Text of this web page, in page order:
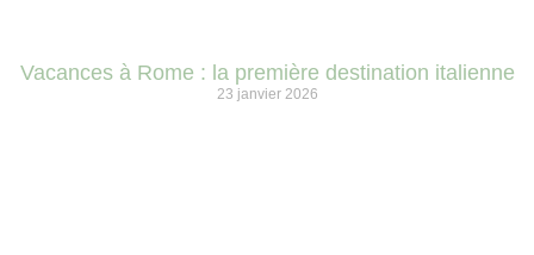
Vacances à Rome : la première destination italienne
23 janvier 2026